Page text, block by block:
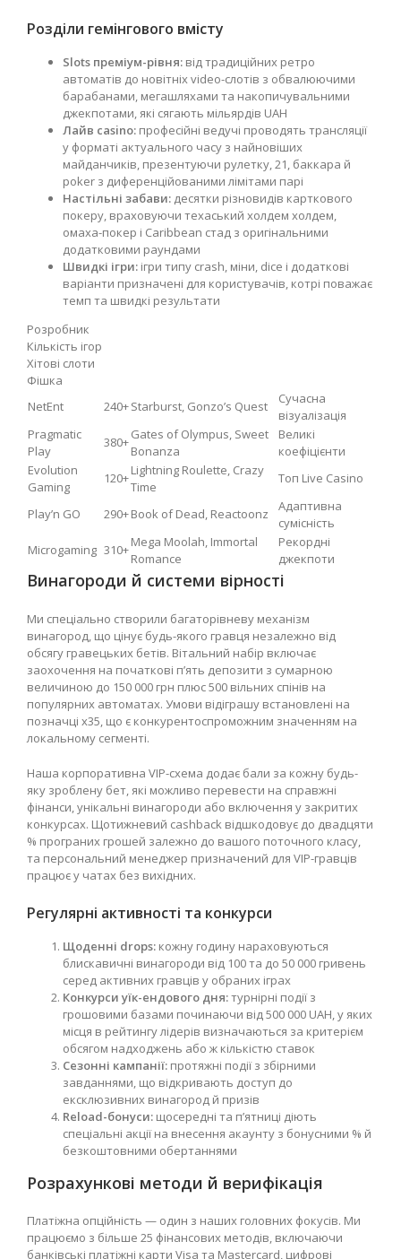
Розділи гемінгового вмісту
Slots преміум-рівня: від традиційних ретро
автоматів до новітніх video-слотів з обвалюючими
барабанами, мегашляхами та накопичувальними
джекпотами, які сягають мільярдів UAH
Лайв casino: професійні ведучі проводять трансляції
у форматі актуального часу з найновіших
майданчиків, презентуючи рулетку, 21, баккара й
poker з диференційованими лімітами парі
Настільні забави: десятки різновидів карткового
покеру, враховуючи техаський холдем холдем,
омаха-покер і Caribbean стад з оригінальними
додатковими раундами
Швидкі ігри: ігри типу crash, міни, dice і додаткові
варіанти призначені для користувачів, котрі поважає
темп та швидкі результати
Розробник
Кількість ігор
Хітові слоти
Фішка
NetEnt
240+Starburst, Gonzo’s Quest
Сучасна
візуалізація
Pragmatic
Play
380+Gates of Olympus, Sweet
Bonanza
Великі
коефіцієнти
Evolution
Gaming
120+Lightning Roulette, Crazy
Time
Топ Live Casino
Play’n GO 290+Book of Dead, Reactoonz
Адаптивна
сумісність
Microgaming 310+Mega Moolah, Immortal
Romance
Рекордні
джекпоти
Винагороди й системи вірності
Ми спеціально створили багаторівневу механізм
винагород, що цінує будь-якого гравця незалежно від
обсягу гравецьких бетів. Вітальний набір включає
заохочення на початкові п’ять депозити з сумарною
величиною до 150 000 грн плюс 500 вільних спінів на
популярних автоматах. Умови відіграшу встановлені на
позначці x35, що є конкурентоспроможним значенням на
локальному сегменті.
Наша корпоративна VIP-схема додає бали за кожну будь-
яку зроблену бет, які можливо перевести на справжні
фінанси, унікальні винагороди або включення у закритих
конкурсах. Щотижневий cashback відшкодовує до двадцяти
% програних грошей залежно до вашого поточного класу,
та персональний менеджер призначений для VIP-гравців
працює у чатах без вихідних.
Регулярні активності та конкурси
Щоденні drops: кожну годину нараховуються
блискавичні винагороди від 100 та до 50 000 гривень
серед активних гравців у обраних іграх
Конкурси уїк-ендового дня:турнірні події з
грошовими базами починаючи від 500 000 UAH, у яких
місця в рейтингу лідерів визначаються за критерієм
обсягом надходжень або ж кількістю ставок
Сезонні кампанії: протяжні події з збірними
завданнями, що відкривають доступ до
ексклюзивних винагород й призів
Reload-бонуси: щосередні та п’ятниці діють
спеціальні акції на внесення акаунту з бонусними % й
безкоштовними обертаннями
Розрахункові методи й верифікація
Платіжна опційність — один з наших головних фокусів. Ми
працюємо з більше 25 фінансових методів, включаючи
банківські платіжні карти Visa та Mastercard, цифрові